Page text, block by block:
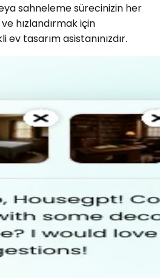
sahneleme sürecinizin her
hızlandırmak için
tasarım asistanınızdır.